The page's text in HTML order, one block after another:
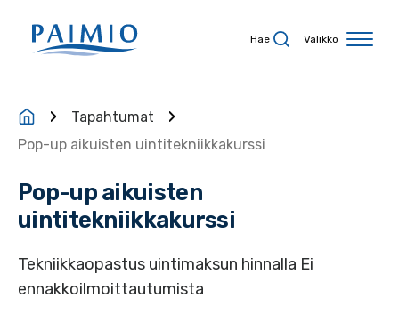
Hae Valikko
Tapahtumat
Pop-up aikuisten uintitekniikkakurssi
Pop-up aikuisten
uintitekniikkakurssi
Tekniikkaopastus uintimaksun hinnalla Ei
ennakkoilmoittautumista